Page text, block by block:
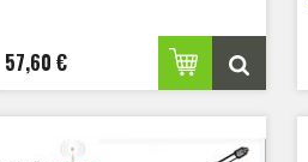
57,60 €